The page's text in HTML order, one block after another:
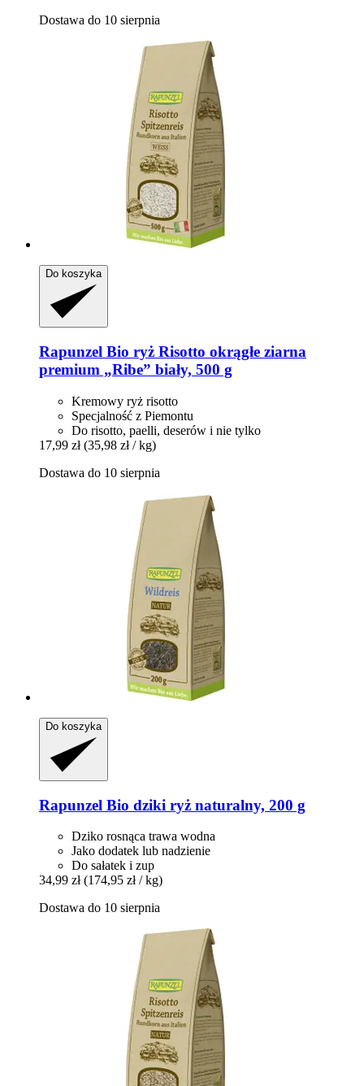
Dostawa do 10 sierpnia
Do koszyka
Rapunzel Bio ryż Risotto okrągłe ziarna
premium „Ribe” biały, 500 g
Kremowy ryż risotto
Specjalność z Piemontu
Do risotto, paelli, deserów i nie tylko
17,99 zł (35,98 zł / kg)
Dostawa do 10 sierpnia
Do koszyka
Rapunzel Bio dziki ryż naturalny, 200 g
Dziko rosnąca trawa wodna
Jako dodatek lub nadzienie
Do sałatek i zup
34,99 zł (174,95 zł / kg)
Dostawa do 10 sierpnia